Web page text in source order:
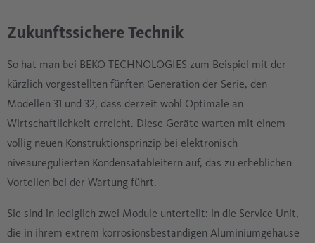
Zukunftssichere Technik
So hat man bei BEKO TECHNOLOGIES zum Beispiel mit der
kürzlich vorgestellten fünften Generation der Serie, den
Modellen 31 und 32, dass derzeit wohl Optimale an
Wirtschaftlichkeit erreicht. Diese Geräte warten mit einem
völlig neuen Konstruktionsprinzip bei elektronisch
niveauregulierten Kondensatableitern auf, das zu erheblichen
Vorteilen bei der Wartung führt.
Sie sind in lediglich zwei Module unterteilt: in die Service Unit,
die in ihrem extrem korrosionsbeständigen Aluminiumgehäuse